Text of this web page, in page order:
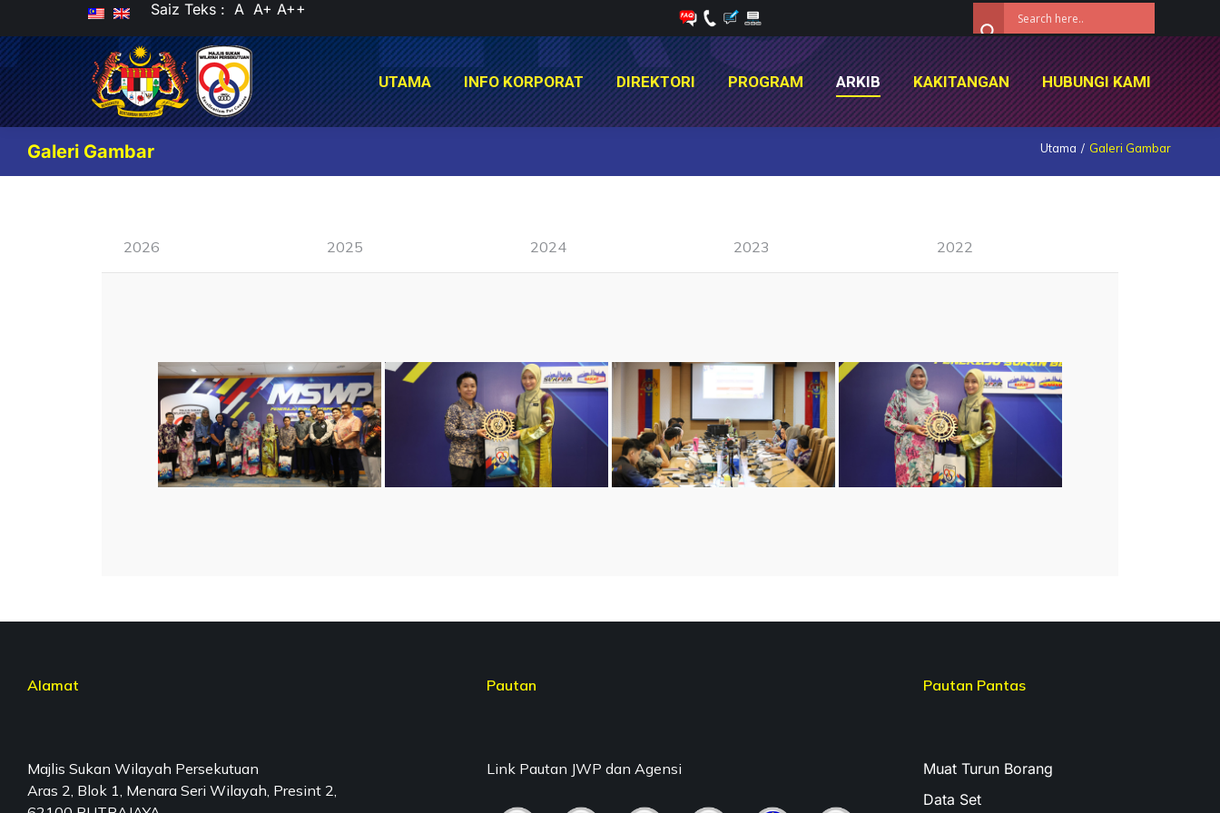
Saiz Teks : A A+ A++
UTAMA INFO KORPORAT DIREKTORI PROGRAM ARKIB KAKITANGAN HUBUNGI KAMI
Galeri Gambar Utama Galeri Gambar
2026 2025 2024 2023 2022
Alamat
Majlis Sukan Wilayah Persekutuan
Aras 2, Blok 1, Menara Seri Wilayah, Presint 2,
Pautan
Link Pautan JWP dan Agensi
Pautan Pantas
Muat Turun Borang
Data Set
UTAMA INFO KORPORAT DIREKTORI PROGRAM ARKIB KAKITANGAN HUBUNGI KAMI